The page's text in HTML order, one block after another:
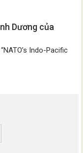
Dương của
Indo-Pacific